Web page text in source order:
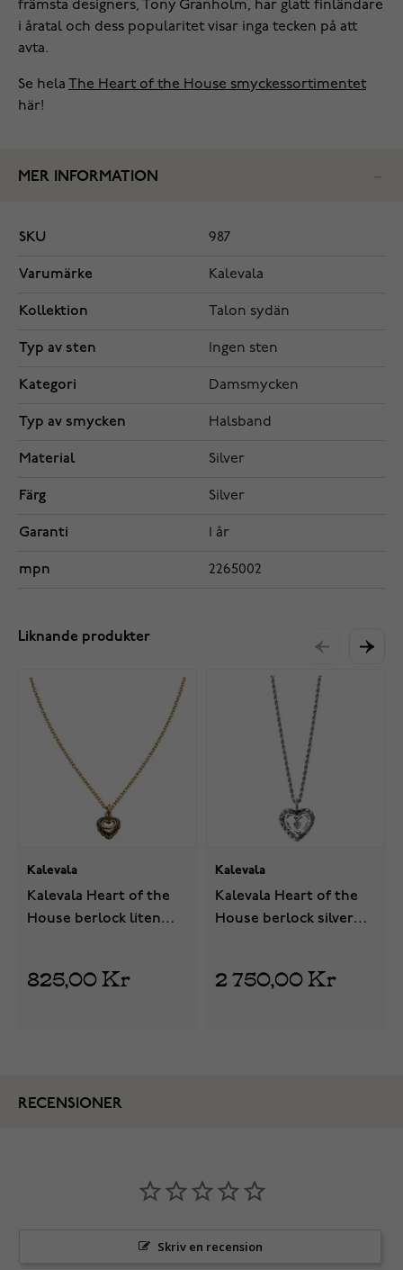
främsta designers, Tony Granholm, har glatt finländare
i åratal och dess popularitet visar inga tecken på att
avta.
Se hela The Heart of the House smyckessortimentet
här!
MER INFORMATION
SKU 987
Varumärke Kalevala
Kollektion Talon sydän
Typ av sten Ingen sten
Kategori Damsmycken
Typ av smycken Halsband
Material Silver
Färg Silver
Garanti 1 år
mpn 2265002
Liknande produkter
Kalevala
Kalevala Heart of the
House berlock liten
825,00 Kr
Kalevala
Kalevala Heart of the
House berlock silver
2 750,00 Kr
RECENSIONER
Skriv en recension